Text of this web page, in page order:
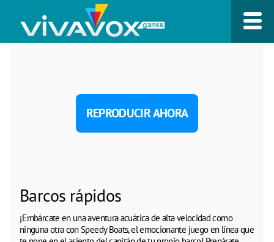
REPRODUCIR AHORA
Barcos rápidos
¡Embárcate en una aventura acuática de alta velocidad como
ninguna otra con Speedy Boats, el emocionante juego en línea que